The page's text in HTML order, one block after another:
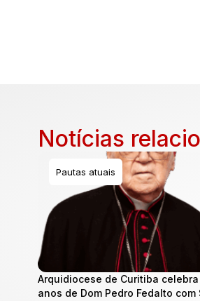
Notícias
Pautas atuais
Arquidiocese de Curitiba celebra
anos de Dom Pedro Fedalto com